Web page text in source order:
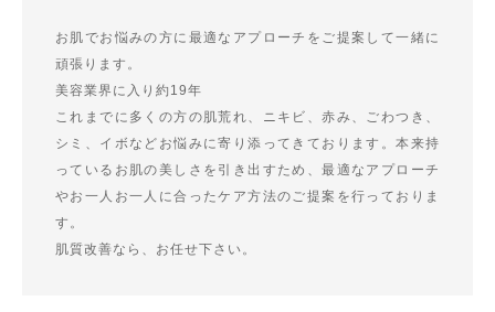
お肌でお悩みの方に最適なアプローチをご提案して一緒に
頑張ります。
美容業界に入り約19年
これまでに多くの方の肌荒れ、ニキビ、赤み、ごわつき、
シミ、イボなどお悩みに寄り添ってきております。本来持
っているお肌の美しさを引き出すため、最適なアプローチ
やお一人お一人に合ったケア方法のご提案を行っておりま
す。
肌質改善なら、お任せ下さい。